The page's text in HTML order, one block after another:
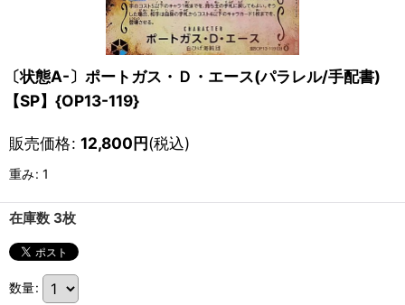
〔状態A-〕ポートガス・Ｄ・エース(パラレル/手配書)
【SP】{OP13-119}
販売価格: 12,800円(税込)
重み: 1
在庫数 3枚
数量: